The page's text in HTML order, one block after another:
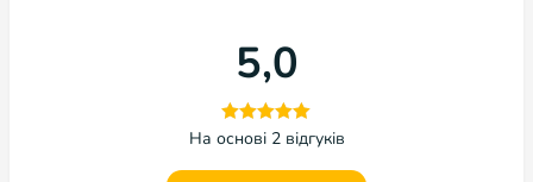
5,0
На основі 2 відгуків